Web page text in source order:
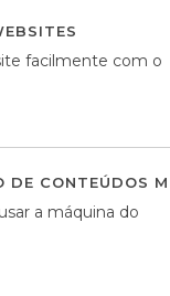
facilmente com o
DE CONTEÚDOS
a máquina do